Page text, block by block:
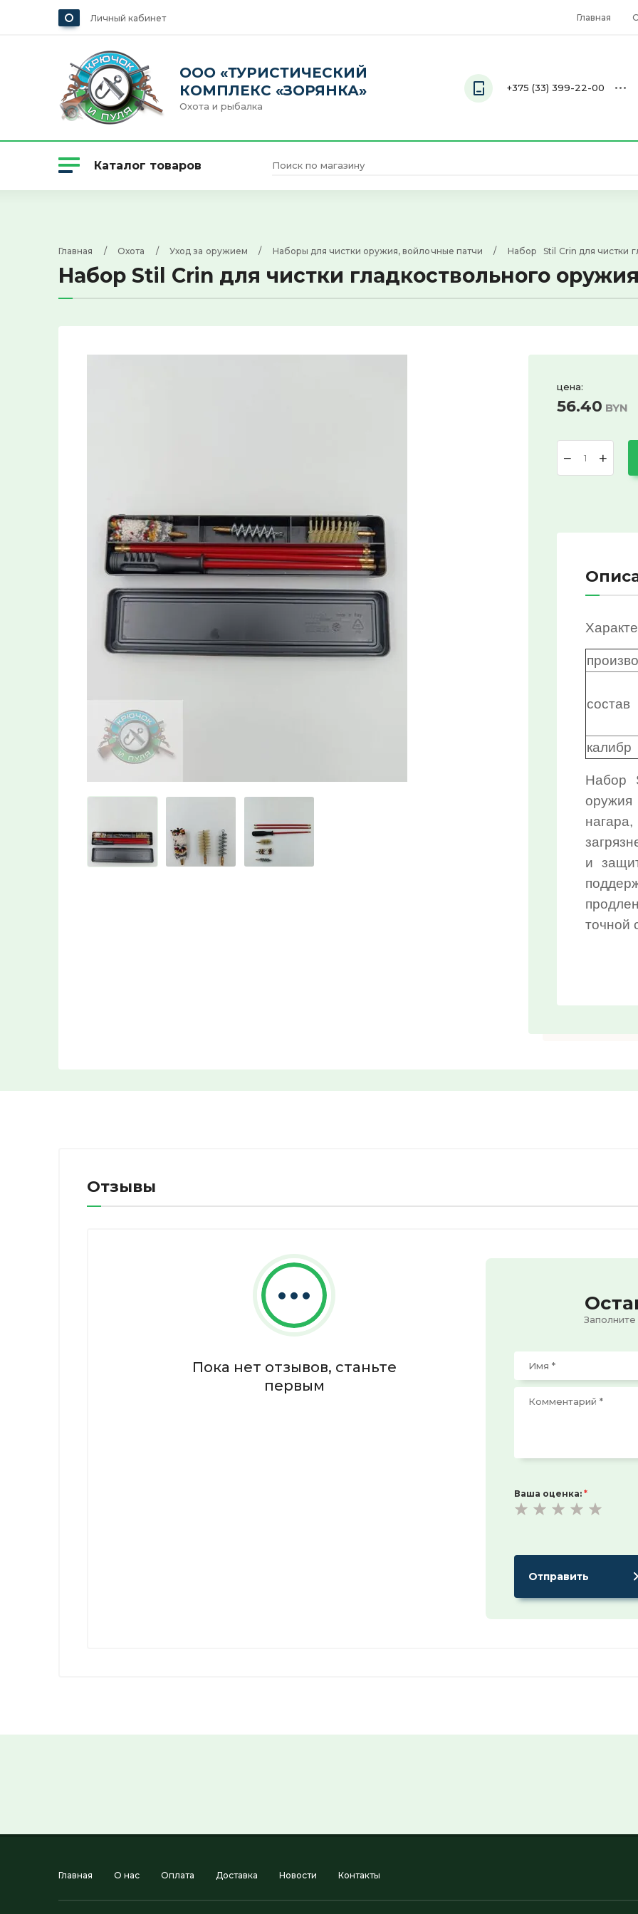
Личный кабинет Главная
ООО «ТУРИСТИЧЕСКИЙ
КОМПЛЕКС «ЗОРЯНКА»
Охота и рыбалка
+375 (33) 399-22-00
Каталог товаров
Охота
Одежда и обувь
ремесленников
Главная
     /
Охота
     /
Уход за оружием
     /
Наборы для чистки оружия, войлочные патчи
     /
Набор   Stil Crin для чистки
Набор Stil Crin для чистки гладкоствольного
цена:
56.40 BYN
− +
состав
калибр
Набор
и
точной
Отзывы
Пока нет отзывов, станьте
первым
Ваша оценка: *
Главная О нас Оплата Доставка Новости Контакты